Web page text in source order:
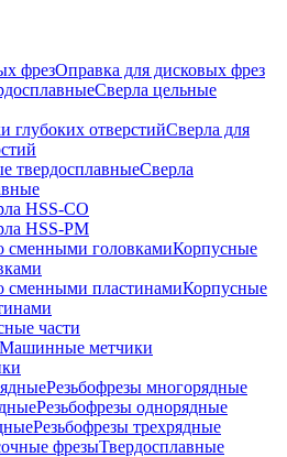
Оправка для дисковых фрез
Сверла цельные
Сверла для
Сверла
HSS-CO
HSS-PM
Корпусные
Корпусные
части
Машинные метчики
Резьбофрезы многорядные
Резьбофрезы однорядные
Резьбофрезы трехрядные
Твердосплавные